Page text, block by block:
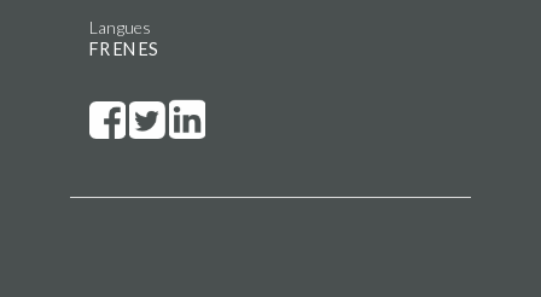
Langues
FR EN ES